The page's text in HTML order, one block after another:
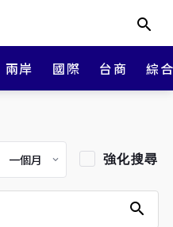
兩岸 國際 台商 綜
強化搜尋